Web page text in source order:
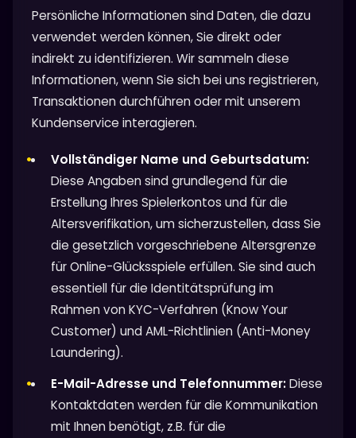
Persönliche Informationen sind Daten, die dazu
verwendet werden können, Sie direkt oder
indirekt zu identifizieren. Wir sammeln diese
Informationen, wenn Sie sich bei uns registrieren,
Transaktionen durchführen oder mit unserem
Kundenservice interagieren.
Vollständiger Name und Geburtsdatum:
Diese Angaben sind grundlegend für die
Erstellung Ihres Spielerkontos und für die
Altersverifikation, um sicherzustellen, dass Sie
die gesetzlich vorgeschriebene Altersgrenze
für Online-Glücksspiele erfüllen. Sie sind auch
essentiell für die Identitätsprüfung im
Rahmen von KYC-Verfahren (Know Your
Customer) und AML-Richtlinien (Anti-Money
Laundering).
E-Mail-Adresse und Telefonnummer:Diese
Kontaktdaten werden für die Kommunikation
mit Ihnen benötigt, z.B. für die